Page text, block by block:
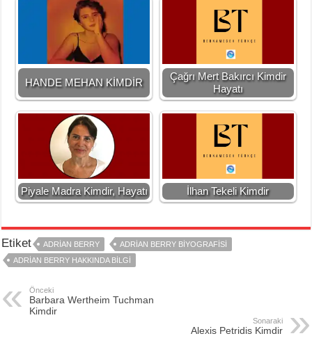
HANDE MEHAN KİMDİR
Çağrı Mert Bakırcı Kimdir
Hayatı
Piyale Madra Kimdir, Hayatı İlhan Tekeli Kimdir
Etiket ADRIAN BERRY
ADRIAN BERRY BIYOGRAFISI
ADRIAN BERRY HAKKINDA BILGI
Önceki
Barbara Wertheim Tuchman
Kimdir
Sonaraki
Alexis Petridis Kimdir